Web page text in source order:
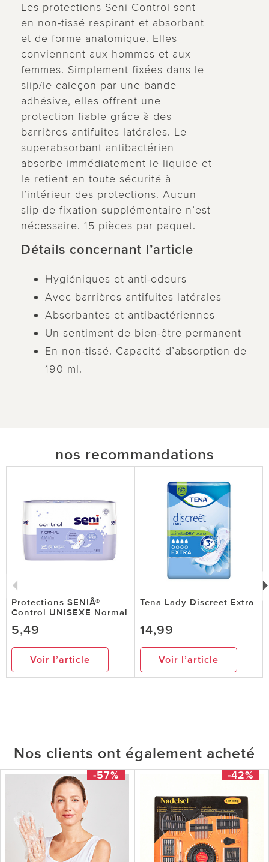
Les protections Seni Control sont
en non-tissé respirant et absorbant
et de forme anatomique. Elles
conviennent aux hommes et aux
femmes. Simplement fixées dans le
slip/le caleçon par une bande
adhésive, elles offrent une
protection fiable grâce à des
barrières antifuites latérales. Le
superabsorbant antibactérien
absorbe immédiatement le liquide et
le retient en toute sécurité à
l’intérieur des protections. Aucun
slip de fixation supplémentaire n’est
nécessaire. 15 pièces par paquet.
Détails concernant l’article
Hygiéniques et anti-odeurs
Avec barrières antifuites latérales
Absorbantes et antibactériennes
Un sentiment de bien-être permanent
En non-tissé. Capacité d’absorption de
190 ml.
nos recommandations
Protections SENIÂ®
Control UNISEXE Normal
5,49
Voir l’article
Tena Lady Discreet Extra
14,99
Voir l’article
Nos clients ont également acheté
-57% -42%